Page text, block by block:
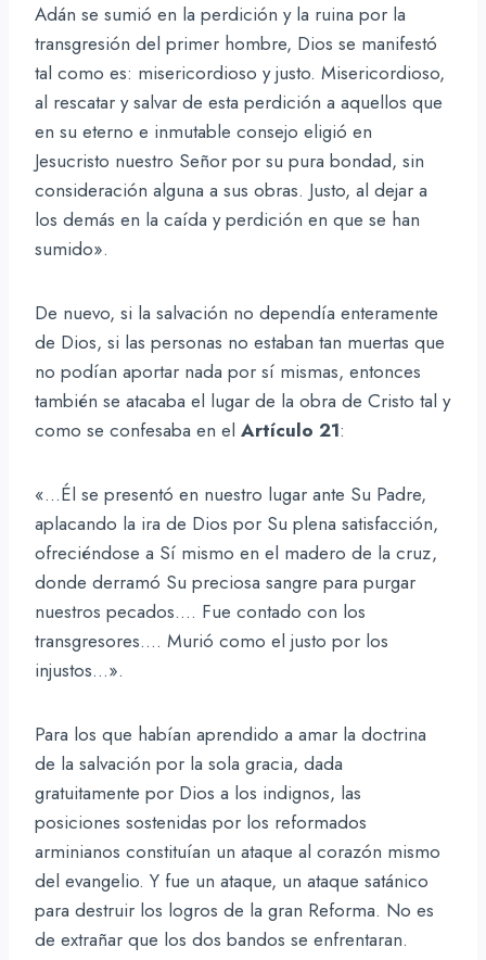
Adán se sumió en la perdición y la ruina por la
transgresión del primer hombre, Dios se manifestó
tal como es: misericordioso y justo. Misericordioso,
al rescatar y salvar de esta perdición a aquellos que
en su eterno e inmutable consejo eligió en
Jesucristo nuestro Señor por su pura bondad, sin
consideración alguna a sus obras. Justo, al dejar a
los demás en la caída y perdición en que se han
sumido».
De nuevo, si la salvación no dependía enteramente
de Dios, si las personas no estaban tan muertas que
no podían aportar nada por sí mismas, entonces
también se atacaba el lugar de la obra de Cristo tal y
como se confesaba en el Artículo 21:
«…Él se presentó en nuestro lugar ante Su Padre,
aplacando la ira de Dios por Su plena satisfacción,
ofreciéndose a Sí mismo en el madero de la cruz,
donde derramó Su preciosa sangre para purgar
nuestros pecados…. Fue contado con los
transgresores…. Murió como el justo por los
injustos…».
Para los que habían aprendido a amar la doctrina
de la salvación por la sola gracia, dada
gratuitamente por Dios a los indignos, las
posiciones sostenidas por los reformados
arminianos constituían un ataque al corazón mismo
del evangelio. Y fue un ataque, un ataque satánico
para destruir los logros de la gran Reforma. No es
de extrañar que los dos bandos se enfrentaran.